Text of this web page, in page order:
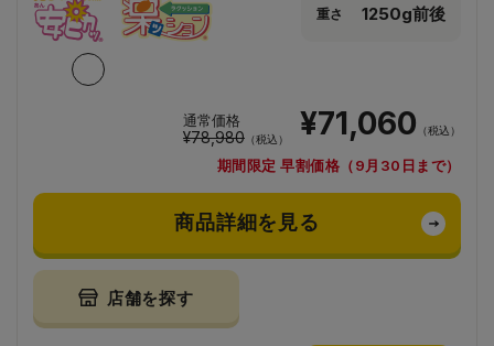
重さ 1250g前後
通常価格
¥78,980 （税込） ¥71,060 （税込）
期間限定 早割価格（9月30日まで）
商品詳細を見る
店舗を探す